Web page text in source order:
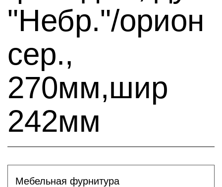
"Небр."/орион
сер.,
270мм,шир
242мм
Мебельная фурнитура